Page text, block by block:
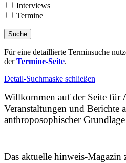
Interviews
Termine
Für eine detaillierte Terminsuche
derTermine-Seite.
Detail-Suchmaske schließen
Willkommen auf der Seite für
Veranstaltungen und Berichte
anthroposophischer
Das aktuelle hinweis-Magazin